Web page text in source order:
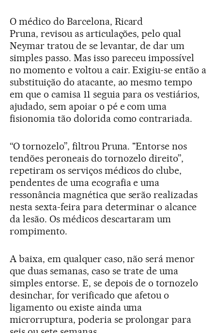
O médico do Barcelona, Ricard
Pruna, revisou as articulações, pelo qual
Neymar tratou de se levantar, de dar um
simples passo. Mas isso pareceu impossível
no momento e voltou a cair. Exigiu-se então a
substituição do atacante, ao mesmo tempo
em que o camisa 11 seguia para os vestiários,
ajudado, sem apoiar o pé e com uma
fisionomia tão dolorida como contrariada.
“O tornozelo”, filtrou Pruna. "Entorse nos
tendões peroneais do tornozelo direito”,
repetiram os serviços médicos do clube,
pendentes de uma ecografia e uma
ressonância magnética que serão realizadas
nesta sexta-feira para determinar o alcance
da lesão. Os médicos descartaram um
rompimento.
A baixa, em qualquer caso, não será menor
que duas semanas, caso se trate de uma
simples entorse. E, se depois de o tornozelo
desinchar, for verificado que afetou o
ligamento ou existe ainda uma
microrruptura, poderia se prolongar para